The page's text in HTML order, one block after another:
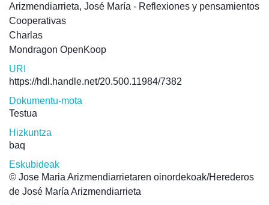
Arizmendiarrieta, José María - Reflexiones y pensamientos
Cooperativas
Charlas
Mondragon OpenKoop
URI
https://hdl.handle.net/20.500.11984/7382
Dokumentu-mota
Testua
Hizkuntza
baq
Eskubideak
© Jose Maria Arizmendiarrietaren oinordekoak/Herederos
de José María Arizmendiarrieta